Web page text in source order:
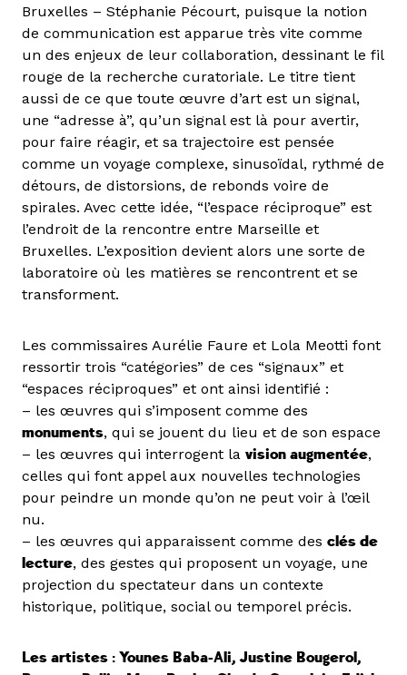
Bruxelles – Stéphanie Pécourt, puisque la notion
de communication est apparue très vite comme
un des enjeux de leur collaboration, dessinant le fil
rouge de la recherche curatoriale. Le titre tient
aussi de ce que toute œuvre d’art est un signal,
une “adresse à”, qu’un signal est là pour avertir,
pour faire réagir, et sa trajectoire est pensée
comme un voyage complexe, sinusoïdal, rythmé de
détours, de distorsions, de rebonds voire de
spirales. Avec cette idée, “l’espace réciproque” est
l’endroit de la rencontre entre Marseille et
Bruxelles. L’exposition devient alors une sorte de
laboratoire où les matières se rencontrent et se
transforment.
Les commissaires Aurélie Faure et Lola Meotti font
ressortir trois “catégories” de ces “signaux” et
“espaces réciproques” et ont ainsi identifié :
– les œuvres qui s’imposent comme des
monuments, qui se jouent du lieu et de son espace
– les œuvres qui interrogent la vision augmentée,
celles qui font appel aux nouvelles technologies
pour peindre un monde qu’on ne peut voir à l’œil
nu.
– les œuvres qui apparaissent comme des clés de
lecture, des gestes qui proposent un voyage, une
projection du spectateur dans un contexte
historique, politique, social ou temporel précis.
Les artistes : Younes Baba-Ali, Justine Bougerol,